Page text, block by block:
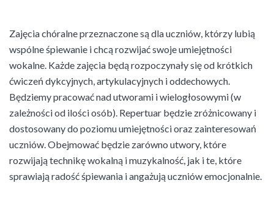
Zajęcia chóralne przeznaczone są dla uczniów, którzy lubią
wspólne śpiewanie i chcą rozwijać swoje umiejętności
wokalne. Każde zajęcia będą rozpoczynały się od krótkich
ćwiczeń dykcyjnych, artykulacyjnych i oddechowych.
Będziemy pracować nad utworami i wielogłosowymi (w
zależności od ilości osób). Repertuar będzie zróżnicowany i
dostosowany do poziomu umiejętności oraz zainteresowań
uczniów. Obejmować będzie zarówno utwory, które
rozwijają technikę wokalną i muzykalność, jak i te, które
sprawiają radość śpiewania i angażują uczniów emocjonalnie.